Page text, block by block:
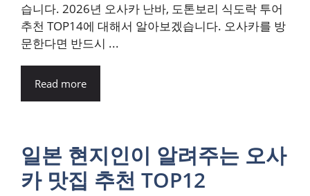
습니다. 2026년 오사카 난바, 도톤보리 식도락 투어
추천 TOP14에 대해서 알아보겠습니다. 오사카를 방
문한다면 반드시 ...
Read more
일본 현지인이 알려주는 오사
카 맛집 추천 TOP12